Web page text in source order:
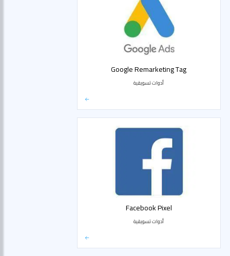
Google Remarketing Tag
أدوات تسويقية
Facebook Pixel
أدوات تسويقية